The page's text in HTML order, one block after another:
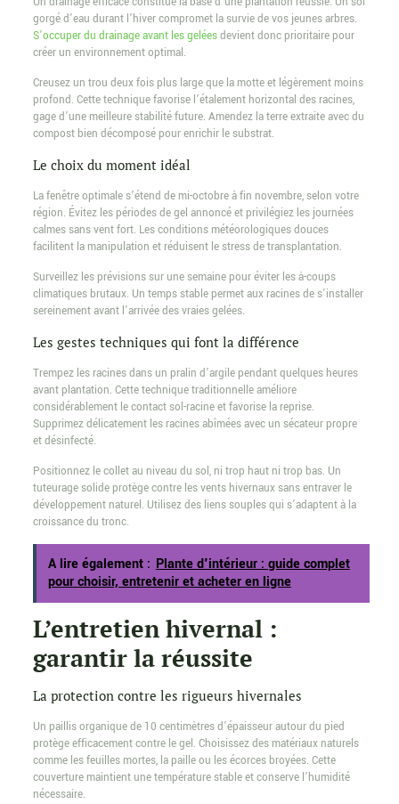
gorgé d’eau durant l’hiver compromet la survie de vos jeunes arbres.
S’occuper du drainage avant les geléesdevient donc prioritaire pour
créer un environnement optimal.
Creusez un trou deux fois plus large que la motte et légèrement moins
profond. Cette technique favorise l’étalement horizontal des racines,
gage d’une meilleure stabilité future. Amendez la terre extraite avec du
compost bien décomposé pour enrichir le substrat.
Le choix du moment idéal
La fenêtre optimale s’étend de mi-octobre à fin novembre, selon votre
région. Évitez les périodes de gel annoncé et privilégiez les journées
calmes sans vent fort. Les conditions météorologiques douces
facilitent la manipulation et réduisent le stress de transplantation.
Surveillez les prévisions sur une semaine pour éviter les à-coups
climatiques brutaux. Un temps stable permet aux racines de s’installer
sereinement avant l’arrivée des vraies gelées.
Les gestes techniques qui font la différence
Trempez les racines dans un pralin d’argile pendant quelques heures
avant plantation. Cette technique traditionnelle améliore
considérablement le contact sol-racine et favorise la reprise.
Supprimez délicatement les racines abîmées avec un sécateur propre
et désinfecté.
Positionnez le collet au niveau du sol, ni trop haut ni trop bas. Un
tuteurage solide protège contre les vents hivernaux sans entraver le
développement naturel. Utilisez des liens souples qui s’adaptent à la
croissance du tronc.
A lire également : Plante d'intérieur : guide complet
pour choisir, entretenir et acheter en ligne
L’entretien hivernal :
garantir la réussite
La protection contre les rigueurs hivernales
Un paillis organique de 10 centimètres d’épaisseur autour du pied
protège efficacement contre le gel. Choisissez des matériaux naturels
comme les feuilles mortes, la paille ou les écorces broyées. Cette
couverture maintient une température stable et conserve l’humidité
nécessaire.